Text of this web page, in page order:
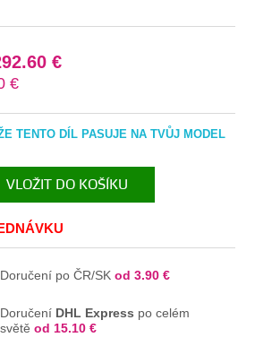
€
€
TENTO DÍL PASUJE NA TVŮJ MODEL
VLOŽIT DO KOŠÍKU
V KOŠÍKU
Doručení po ČR/SKod 3.90 €
Doručení DHL Express po celém
světěod 15.10 €